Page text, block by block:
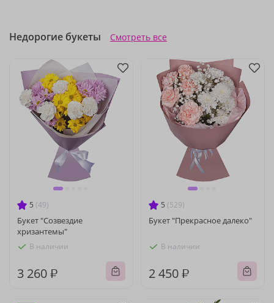
Недорогие букеты Смотреть все
5 (49)
Букет "Созвездие
хризантемы"
В наличии
3 260 ₽
5 (529)
Букет "Прекрасное далеко"
В наличии
2 450 ₽